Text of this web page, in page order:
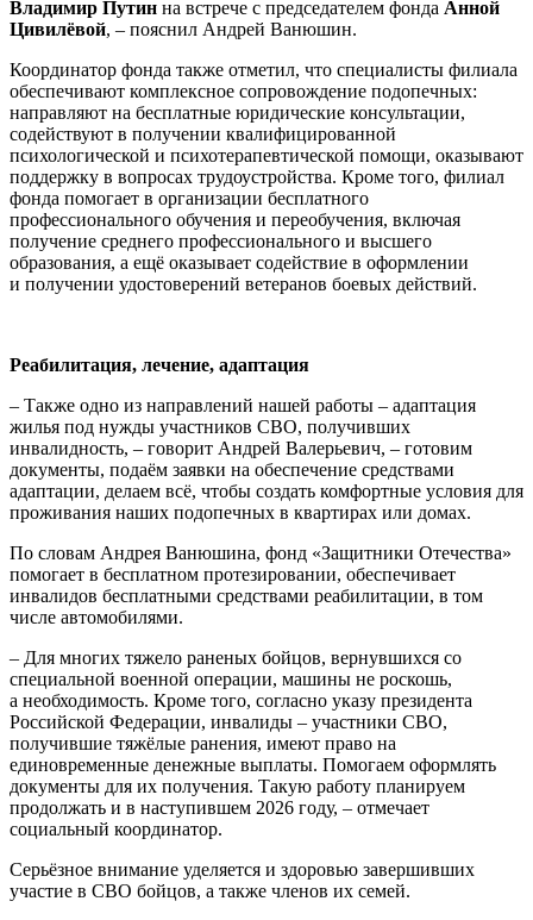
Владимир Путин на встрече с председателем фонда Анной
Цивилёвой, – пояснил Андрей Ванюшин.
Координатор фонда также отметил, что специалисты филиала
обеспечивают комплексное сопровождение подопечных:
направляют на бесплатные юридические консультации,
содействуют в получении квалифицированной
психологической и психотерапевтической помощи, оказывают
поддержку в вопросах трудоустройства. Кроме того, филиал
фонда помогает в организации бесплатного
профессионального обучения и переобучения, включая
получение среднего профессионального и высшего
образования, а ещё оказывает содействие в оформлении
и получении удостоверений ветеранов боевых действий.
Реабилитация, лечение, адаптация
– Также одно из направлений нашей работы – адаптация
жилья под нужды участников СВО, получивших
инвалидность, – говорит Андрей Валерьевич, – готовим
документы, подаём заявки на обеспечение средствами
адаптации, делаем всё, чтобы создать комфортные условия для
проживания наших подопечных в квартирах или домах.
По словам Андрея Ванюшина, фонд «Защитники Отечества»
помогает в бесплатном протезировании, обеспечивает
инвалидов бесплатными средствами реабилитации, в том
числе автомобилями.
– Для многих тяжело раненых бойцов, вернувшихся со
специальной военной операции, машины не роскошь,
а необходимость. Кроме того, согласно указу президента
Российской Федерации, инвалиды – участники СВО,
получившие тяжёлые ранения, имеют право на
единовременные денежные выплаты. Помогаем оформлять
документы для их получения. Такую работу планируем
продолжать и в наступившем 2026 году, – отмечает
социальный координатор.
Серьёзное внимание уделяется и здоровью завершивших
участие в СВО бойцов, а также членов их семей.